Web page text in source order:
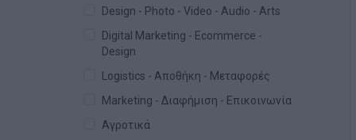
Design - Photo - Video - Audio - Arts
Digital Marketing - Ecommerce -
Design
Logistics - Αποθήκη - Μεταφορές
Marketing - Διαφήμιση - Επικοινωνία
Αγροτικά